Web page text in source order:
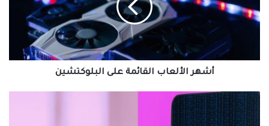
البلوكتشين
أشهر الألعاب القائمة على البلوكتشين
العملة